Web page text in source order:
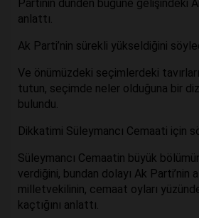
Partinin dünden bugüne gelişindeki
anlattı.
Ak Parti’nin sürekli yükseldiğini
Ve önümüzdeki seçimlerdeki
tutun, seçimde neler olduğuna bir
bulundu.
Dikkatimi Süleymancı Cemaati için
Süleymancı Cemaatin büyük
verdiğini, bundan dolayı Ak Parti’nin
milletvekilinin, cemaat oyları
kaçtığını anlattı.